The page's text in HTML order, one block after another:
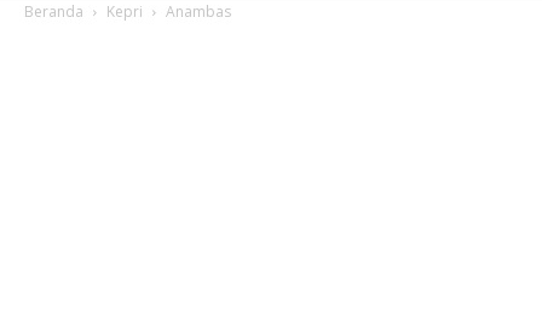
Beranda Kepri Anambas